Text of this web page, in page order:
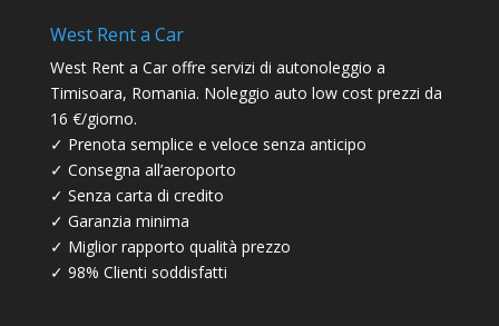
West Rent a Car
West Rent a Car offre servizi di autonoleggio a
Timisoara, Romania. Noleggio auto low cost prezzi da
16 €/giorno.
✓ Prenota semplice e veloce senza anticipo
✓ Consegna all’aeroporto
✓ Senza carta di credito
✓ Garanzia minima
✓ Miglior rapporto qualità prezzo
✓ 98% Clienti soddisfatti